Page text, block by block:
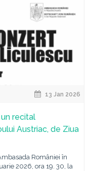
13 Jan 2026
recital
Austriac, de Ziua
României în
2026, ora 19. 30, la